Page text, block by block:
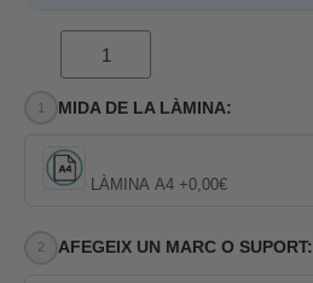
MIDA DE LA LÀMINA:
LÀMINA A4 +0,00€
AFEGEIX UN MARC O SUPORT: